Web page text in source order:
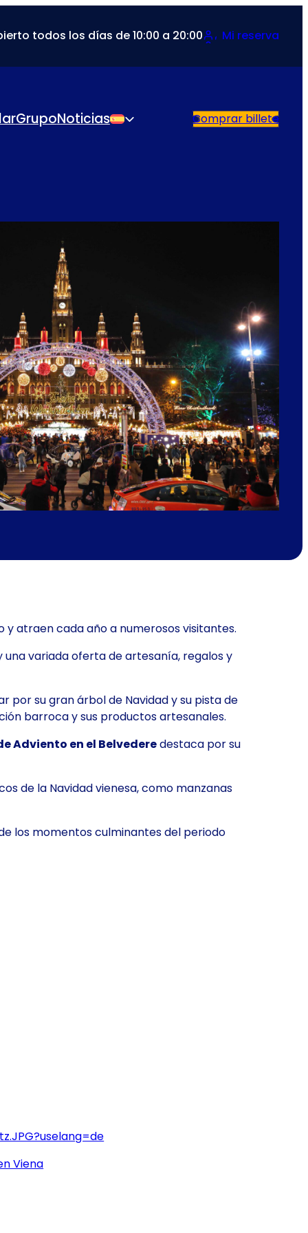
todos los días de 10:00 a 20:00 Mi reserva
GrupoNoticias Español Comprar billete
atraen cada año a numerosos visitantes.
una variada oferta de artesanía, regalos y
por su gran árbol de Navidad y su pista de
barroca y sus productos artesanales.
Adviento en el Belvederedestaca por su
de la Navidad vienesa, como manzanas
los momentos culminantes del periodo
Viena